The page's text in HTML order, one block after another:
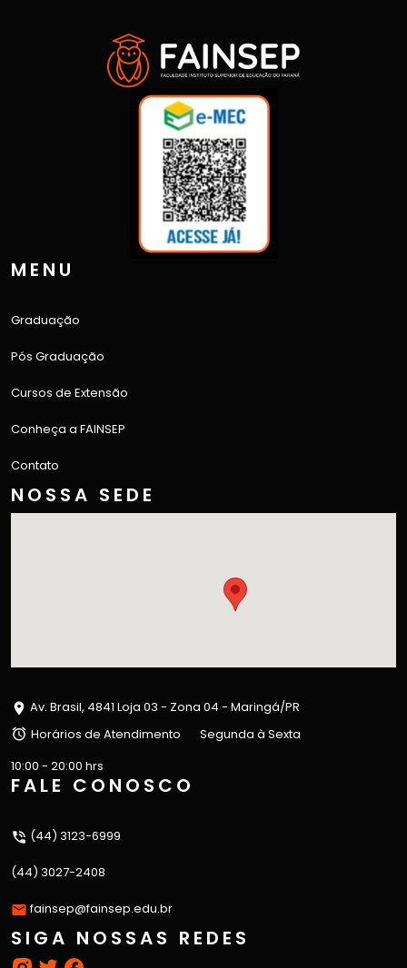
MENU
Graduação
Pós Graduação
Cursos de Extensão
Conheça a FAINSEP
Contato
NOSSA SEDE
Av. Brasil, 4841 Loja 03 - Zona 04 - Maringá/PR
Horários de Atendimento
Segunda à Sexta
10:00 - 20:00 hrs
FALE CONOSCO
(44) 3123-6999
(44) 3027-2408
fainsep@fainsep.edu.br
SIGA NOSSAS REDES